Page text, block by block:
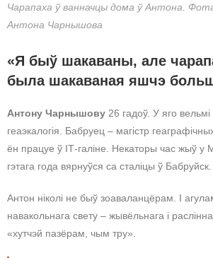
Чарапаха ў ванначцы дома ў Антона.
Антона Чарнышова
«Я быў шакаваны, але
была шакаваная яшчэ
Антону Чарнышову 26 гадоў. У яго
геаэкалогія. Бабруец – магістр
ён працуе ў ІТ-галіне. Некаторы час жыў у
гэтага года вярнуўся са сталіцы ў Бабруйск.
Антон ніколі не быў зоаваланцёрам. І
навакольнага свету – жывёльнага і
«хутчэй пазёрам, чым тру».